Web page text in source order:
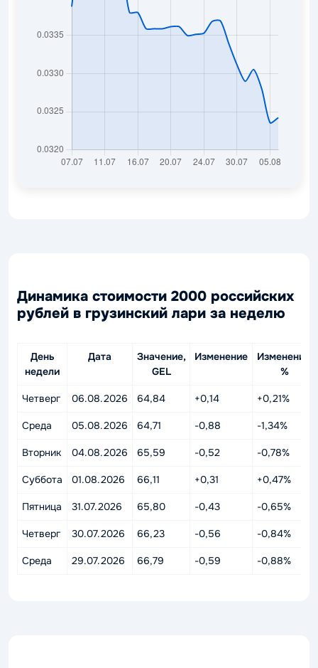
Динамика стоимости 2000 российских
рублей в грузинский лари за неделю
День
недели
Дата
Значение,
GEL
Изменение
Изменение,
%
Четверг 06.08.2026 64,84 +0,14 +0,21%
Среда 05.08.2026 64,71 -0,88 -1,34%
Вторник 04.08.2026 65,59 -0,52 -0,78%
Суббота 01.08.2026 66,11 +0,31 +0,47%
Пятница 31.07.2026 65,80 -0,43 -0,65%
Четверг 30.07.2026 66,23 -0,56 -0,84%
Среда 29.07.2026 66,79 -0,59 -0,88%